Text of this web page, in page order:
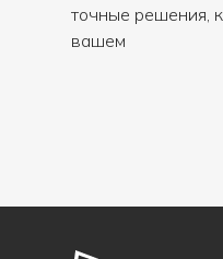
точные решения,
вашем